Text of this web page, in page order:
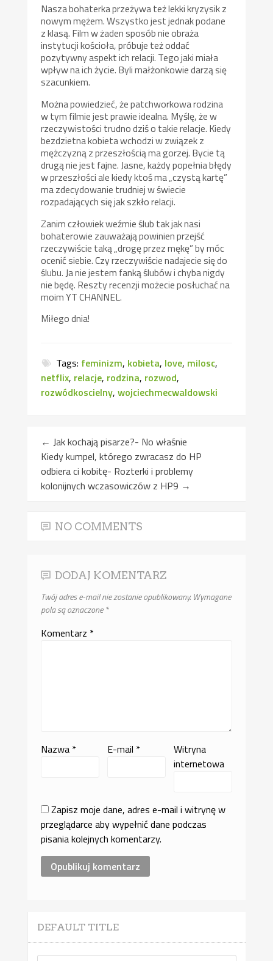
Nasza bohaterka przeżywa też lekki kryzysik z
nowym mężem. Wszystko jest jednak podane
z klasą. Film w żaden sposób nie obraża
instytucji kościoła, próbuje też oddać
pozytywny aspekt ich relacji. Tego jaki miała
wpływ na ich życie. Byli małżonkowie darzą się
szacunkiem.
Można powiedzieć, że patchworkowa rodzina
w tym filmie jest prawie idealna. Myślę, że w
rzeczywistości trudno dziś o takie relacje. Kiedy
bezdzietna kobieta wchodzi w związek z
mężczyzną z przeszłością ma gorzej. Bycie tą
drugą nie jest fajne. Jasne, każdy popełnia błędy
w przeszłości ale kiedy ktoś ma „czystą kartę”
ma zdecydowanie trudniej w świecie
rozpadających się jak szkło relacji.
Zanim człowiek weźmie ślub tak jak nasi
bohaterowie zauważają powinien przejść
rzeczywiście taką „drogę przez mękę” by móc
ocenić siebie. Czy rzeczywiście nadajecie się do
ślubu. Ja nie jestem fanką ślubów i chyba nigdy
nie będę. Reszty recenzji możecie posłuchać na
moim YT CHANNEL.
Miłego dnia!
Tags: feminizm, kobieta, love, milosc,
netflix, relacje, rodzina, rozwod,
rozwódkoscielny,wojciechmecwaldowski
← Jak kochają pisarze?- No właśnie
Kiedy kumpel, którego zwracasz do HP
odbiera ci kobitę- Rozterki i problemy
kolonijnych wczasowiczów z HP9 →
NO COMMENTS
DODAJ KOMENTARZ
Twój adres e-mail nie zostanie opublikowany. Wymagane
pola są oznaczone*
Komentarz *
Nazwa * E-mail *
Witryna
internetowa
Zapisz moje dane, adres e-mail i witrynę w
przeglądarce aby wypełnić dane podczas
pisania kolejnych komentarzy.
DEFAULT TITLE